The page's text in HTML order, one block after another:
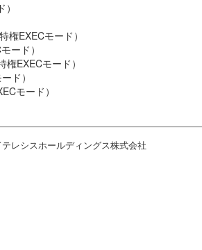
特権EXECモード）
ード）
権EXECモード）
ド）
モード）
レシスホールディングス株式会社